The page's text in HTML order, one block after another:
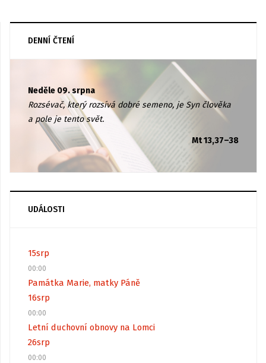
DENNÍ ČTENÍ
Neděle 09. srpna
Rozsévač, který rozsívá dobré semeno, je Syn člověka
a pole je tento svět.
Mt 13,37–38
UDÁLOSTI
15srp
00:00
Památka Marie, matky Páně
16srp
00:00
Letní duchovní obnovy na Lomci
26srp
00:00